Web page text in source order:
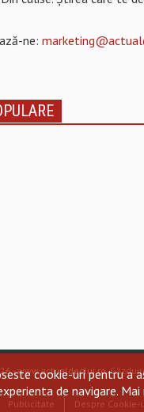
ne:
- www.actualdecluj.ro.
Publicitate Despre Cookie-
cookie-uri pentru a
de navigare.